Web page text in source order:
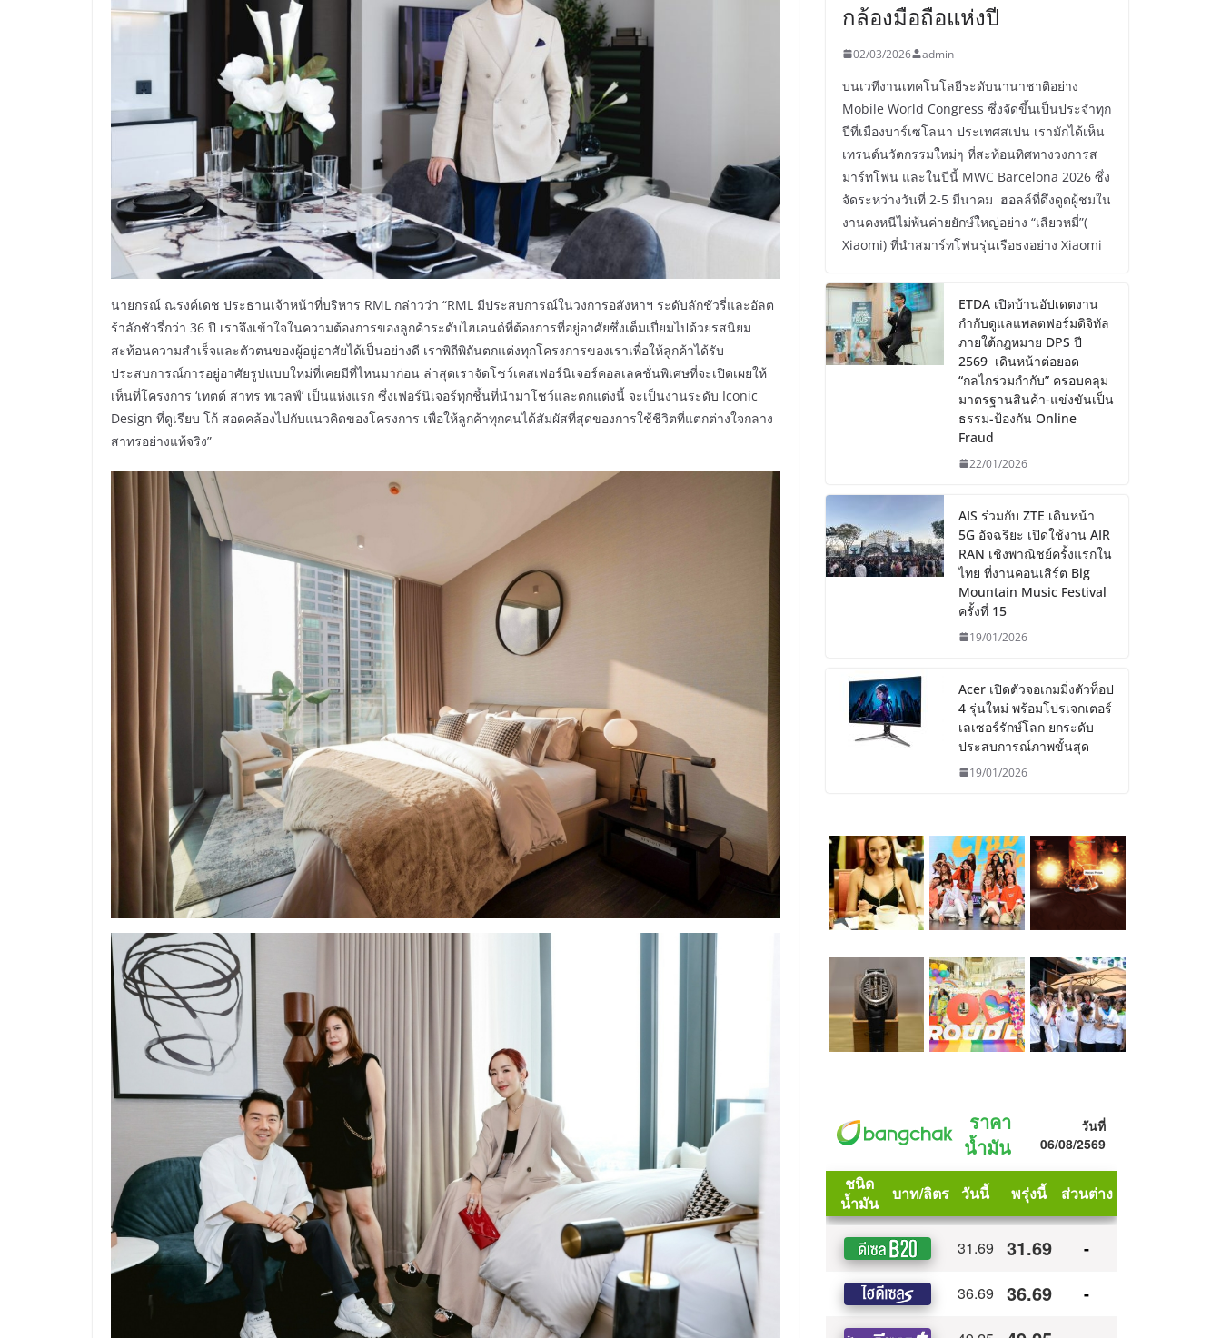
นายกรณ์ ณรงค์เดช ประธานเจ้าหน้าที่บริหาร RML กล่าวว่า “RML มีประสบการณ์ในวงการอสังหาฯ ระดับลักชัวรี่และอัลต
ร้าลักชัวรี่กว่า 36 ปี เราจึงเข้าใจในความต้องการของลูกค้าระดับไฮเอนด์ที่ต้องการที่อยู่อาศัยซึ่งเต็มเปี่ยมไปด้วยรสนิยม
สะท้อนความสำเร็จและตัวตนของผู้อยู่อาศัยได้เป็นอย่างดี เราพิถีพิถันตกแต่งทุกโครงการของเราเพื่อให้ลูกค้าได้รับ
ประสบการณ์การอยู่อาศัยรูปแบบใหม่ที่เคยมีที่ไหนมาก่อน ล่าสุดเราจัดโชว์เคสเฟอร์นิเจอร์คอลเลคชั่นพิเศษที่จะเปิดเผยให้
เห็นที่โครงการ ‘เทตต์ สาทร ทเวลฟ์’ เป็นแห่งแรก ซึ่งเฟอร์นิเจอร์ทุกชิ้นที่นำมาโชว์และตกแต่งนี้ จะเป็นงานระดับ Iconic
Design ที่ดูเรียบ โก้ สอดคล้องไปกับแนวคิดของโครงการ เพื่อให้ลูกค้าทุกคนได้สัมผัสที่สุดของการใช้ชีวิตที่แตกต่างใจกลาง
สาทรอย่างแท้จริง”
กล้องมือถือแห่งปี
02/03/2026 admin
บนเวทีงานเทคโนโลยีระดับนานาชาติอย่าง
Mobile World Congress ซึ่งจัดขึ้นเป็นประจำทุก
ปีที่เมืองบาร์เซโลนา ประเทศสเปน เรามักได้เห็น
เทรนด์นวัตกรรมใหม่ๆ ที่สะท้อนทิศทางวงการส
มาร์ทโฟน และในปีนี้ MWC Barcelona 2026 ซึ่ง
จัดระหว่างวันที่ 2-5 มีนาคม ฮอลล์ที่ดึงดูดผู้ชมใน
งานคงหนีไม่พ้นค่ายยักษ์ใหญ่อย่าง “เสียวหมี่”(
Xiaomi) ที่นำสมาร์ทโฟนรุ่นเรือธงอย่าง Xiaomi
ETDA เปิดบ้านอัปเดตงาน
กำกับดูแลแพลตฟอร์มดิจิทัล
ภายใต้กฎหมาย DPS ปี
2569 เดินหน้าต่อยอด
“กลไกร่วมกำกับ” ครอบคลุม
มาตรฐานสินค้า-แข่งขันเป็น
ธรรม-ป้องกัน Online
Fraud
22/01/2026
AIS ร่วมกับ ZTE เดินหน้า
5G อัจฉริยะ เปิดใช้งาน AIR
RAN เชิงพาณิชย์ครั้งแรกใน
ไทย ที่งานคอนเสิร์ต Big
Mountain Music Festival
ครั้งที่ 15
19/01/2026
Acer เปิดตัวจอเกมมิ่งตัวท็อป
4 รุ่นใหม่ พร้อมโปรเจกเตอร์
เลเซอร์รักษ์โลก ยกระดับ
ประสบการณ์ภาพขั้นสุด
19/01/2026